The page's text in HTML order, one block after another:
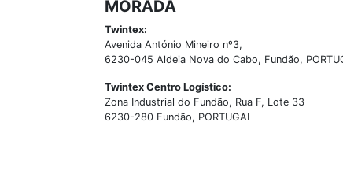
MORADA
Twintex:
Avenida António Mineiro nº3,
6230-045 Aldeia Nova do Cabo, Fundão,
Twintex Centro Logístico:
Zona Industrial do Fundão, Rua F, Lote 33
6230-280 Fundão, PORTUGAL